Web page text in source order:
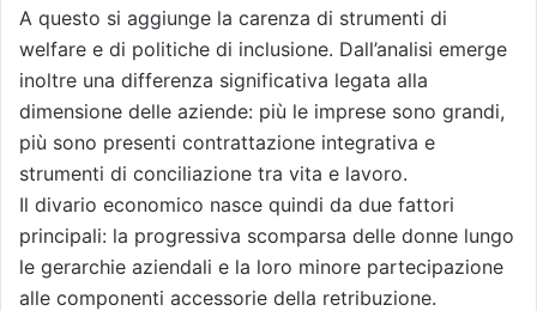
A questo si aggiunge la carenza di strumenti di
welfare e di politiche di inclusione. Dall’analisi emerge
inoltre una differenza significativa legata alla
dimensione delle aziende: più le imprese sono grandi,
più sono presenti contrattazione integrativa e
strumenti di conciliazione tra vita e lavoro.
Il divario economico nasce quindi da due fattori
principali: la progressiva scomparsa delle donne lungo
le gerarchie aziendali e la loro minore partecipazione
alle componenti accessorie della retribuzione.